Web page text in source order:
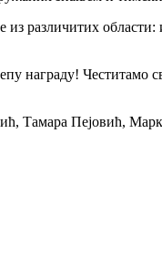
различитих области:
награду! Честитамо
Тамара Пејовић,